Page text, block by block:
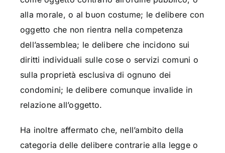
alla morale, o al buon costume; le delibere con
oggetto che non rientra nella competenza
dell’assemblea; le delibere che incidono sui
diritti individuali sulle cose o servizi comuni o
sulla proprietà esclusiva di ognuno dei
condomini; le delibere comunque invalide in
relazione all’oggetto.
Ha inoltre affermato che, nell’ambito della
categoria delle delibere contrarie alla legge o